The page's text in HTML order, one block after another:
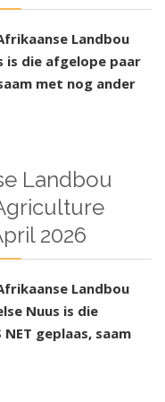
Landbou
is die afgelope paar
met nog ander
Landbou
2026
Landbou
Nuus is die
geplaas, saam